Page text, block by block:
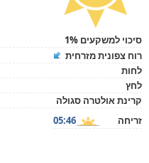
סיכוי למשקעים 1%
רוח צפונית מזרחית
לחות
לחץ
קרינת אולטרה סגולה
זריחה
05:46